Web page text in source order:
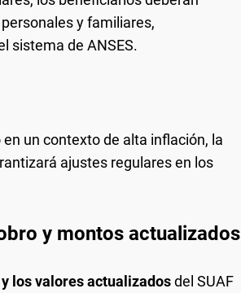
y familiares,
sistema de ANSES.
un contexto de alta inflación, la
ajustes regulares en los
y montos actualizados
los valores actualizadosdel SUAF